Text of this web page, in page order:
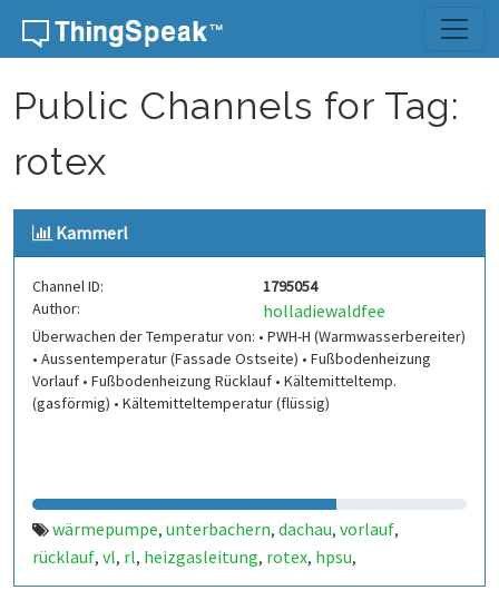
Skip to content
Public Channels for Tag:
rotex
Kammerl
Channel ID:
1795054
Author:
holladiewaldfee
Überwachen der Temperatur von: • PWH-H (Warmwasserbereiter)
• Aussentemperatur (Fassade Ostseite) • Fußbodenheizung
Vorlauf • Fußbodenheizung Rücklauf • Kältemitteltemp.
(gasförmig) • Kältemitteltemperatur (flüssig)
wärmepumpe, unterbachern, dachau, vorlauf,
rücklauf, vl, rl, heizgasleitung, rotex, hpsu,
aussentemperatur,heizung,warmwasser,pwh-h,pwh,